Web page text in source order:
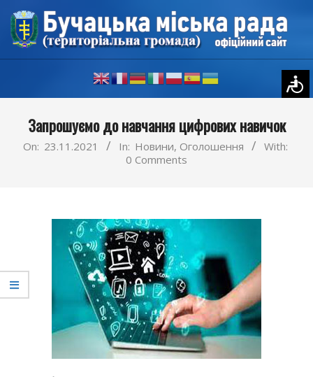
Skip
content
Navigation
Menu
Запрошуємо до навчання цифрових навичок
On: 23.11.2021 In: Новини, Оголошення
With:
0 Comments